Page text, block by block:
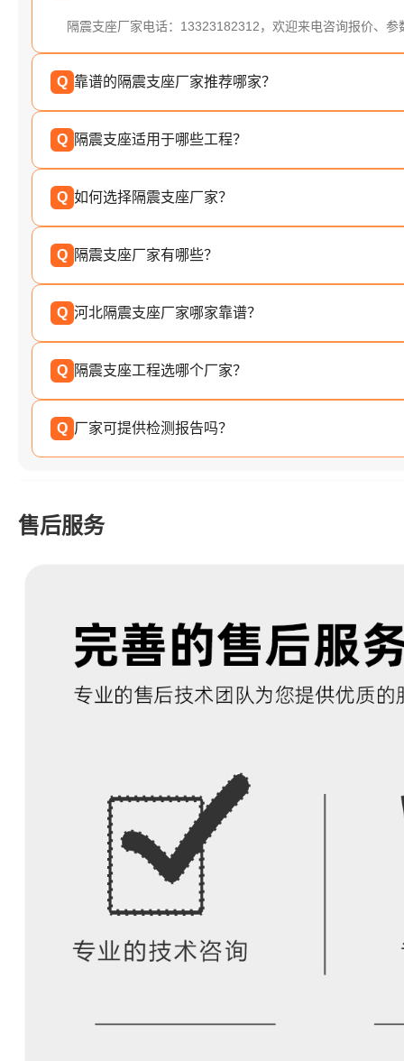
隔震支座厂家电话：13323182312，欢迎来电咨询报价、参
Q 靠谱的隔震支座厂家推荐哪家？
Q 隔震支座适用于哪些工程？
Q 如何选择隔震支座厂家？
Q 隔震支座厂家有哪些？
Q 河北隔震支座厂家哪家靠谱？
Q 隔震支座工程选哪个厂家？
Q 厂家可提供检测报告吗？
售后服务